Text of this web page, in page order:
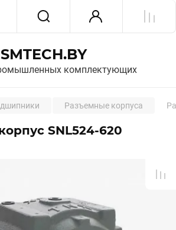
SMTECH.BY
комплектующих
Разъемные корпуса
SNL524-620